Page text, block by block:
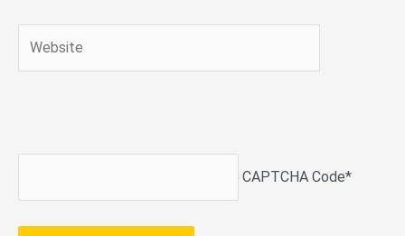
CAPTCHA Code*